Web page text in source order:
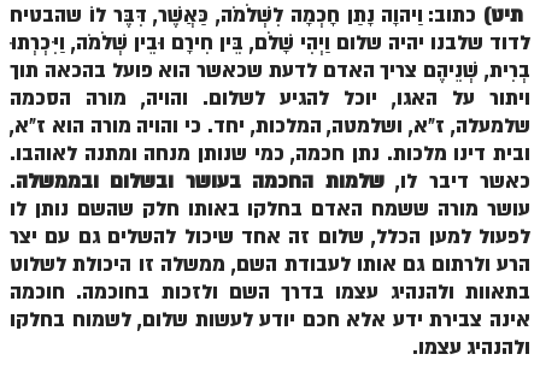
הזוהר הקדוש – קדושים למתחילים
הזוהר הקדוש – קדושים למתקדמים
ספר הזוהר אמור השקפה
ספר הזוהר אמור מתקדמים
הזוהר הקדוש פרשת בהר – מתקדמים
זוהר בחוקותי למתחילים
זוהר הקדוש בחוקותי למתקדמים
תיט) כתוב: וַיהוָה נָתַן חָכְמָה לִשְׁלֹמֹה, כַּאֲשֶׁר, דִּבֶּר לוֹ שהבטיח
לדוד שלבנו יהיה שלום וַיְהִי שָׁלֹם, בֵּין חִירָם וּבֵין שְׁלֹמֹה, וַיִּכְרְתוּ
בְרִית, שְׁנֵיהֶם צריך האדם לדעת שכאשר הוא פועל בהכאה תוך
ויתור על האגו, יוכל להגיע לשלום. והויה, מורה הסכמה
שלמעלה, ז"א, ושלמטה, המלכות, יחד. כי והויה מורה הוא ז"א,
ובית דינו מלכות. נתן חכמה, כמי שנותן מנחה ומתנה לאוהבו.
כאשר דיבר לו,שלמות החכמה בעושר ובשלום ובממשלה.
עושר מורה ששמח האדם בחלקו באותו חלק שהשם נותן לו
לפעול למען הכלל, שלום זה אחד שיכול להשלים גם עם יצר
הרע ולרתום גם אותו לעבודת השם, ממשלה זו היכולת לשלוט
בתאוות ולהנהיג עצמו בדרך השם ולזכות בחוכמה. חוכמה
אינה צבירת ידע אלא חכם יודע לעשות שלום, לשמוח בחלקו
ולהנהיג עצמו.